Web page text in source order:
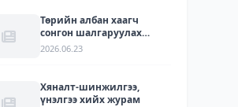
Төрийн албан хаагч
сонгон шалгаруулах
журам
2026.06.23
Хяналт-шинжилгээ,
үнэлгээ хийх журам